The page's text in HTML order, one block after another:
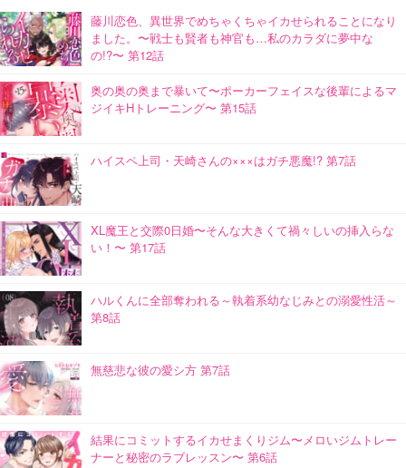
藤川恋色、異世界でめちゃくちゃイカせられることになり
ました。〜戦士も賢者も神官も…私のカラダに夢中な
の!?〜 第12話
奥の奥の奥まで暴いて〜ポーカーフェイスな後輩によるマ
ジイキHトレーニング〜 第15話
ハイスペ上司・天崎さんの×××はガチ悪魔!? 第7話
XL魔王と交際0日婚〜そんな大きくて禍々しいの挿入らな
い！〜 第17話
ハルくんに全部奪われる～執着系幼なじみとの溺愛性活～
第8話
無慈悲な彼の愛シ方 第7話
結果にコミットするイカせまくりジム〜メロいジムトレー
ナーと秘密のラブレッスン〜 第6話